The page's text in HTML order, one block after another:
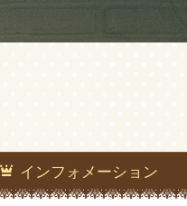
インフォメーション